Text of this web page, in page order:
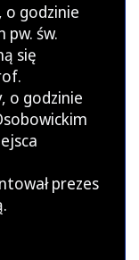
o godzinie
pw. św.
się
o godzinie
prezes